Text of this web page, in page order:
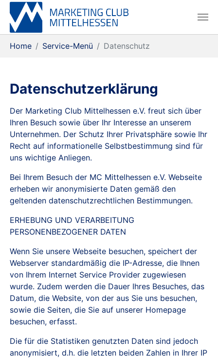
Home Service-Menü Datenschutz
Datenschutzerklärung
Der Marketing Club Mittelhessen e.V. freut sich über
Ihren Besuch sowie über Ihr Interesse an unserem
Unternehmen. Der Schutz Ihrer Privatsphäre sowie Ihr
Recht auf informationelle Selbstbestimmung sind für
uns wichtige Anliegen.
Bei Ihrem Besuch der MC Mittelhessen e.V. Webseite
erheben wir anonymisierte Daten gemäß den
geltenden datenschutzrechtlichen Bestimmungen.
ERHEBUNG UND VERARBEITUNG
PERSONENBEZOGENER DATEN
Wenn Sie unsere Webseite besuchen, speichert der
Webserver standardmäßig die IP-Adresse, die Ihnen
von Ihrem Internet Service Provider zugewiesen
wurde. Zudem werden die Dauer Ihres Besuches, das
Datum, die Website, von der aus Sie uns besuchen,
sowie die Seiten, die Sie auf unserer Homepage
besuchen, erfasst.
Die für die Statistiken genutzten Daten sind jedoch
anonymisiert, d.h. die letzten beiden Zahlen in Ihrer IP